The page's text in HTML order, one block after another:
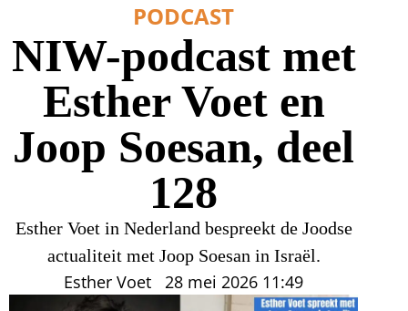
PODCAST
NIW-podcast met
Esther Voet en
Joop Soesan, deel
128
Esther Voet in Nederland bespreekt de Joodse
actualiteit met Joop Soesan in Israël.
Esther Voet 28 mei 2026 11:49